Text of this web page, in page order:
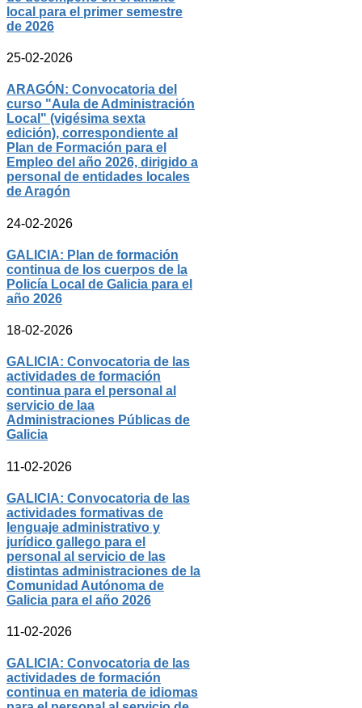
local para el primer semestre
de 2026
25-02-2026
ARAGÓN: Convocatoria del
curso "Aula de Administración
Local" (vigésima sexta
edición), correspondiente al
Plan de Formación para el
Empleo del año 2026, dirigido a
personal de entidades locales
de Aragón
24-02-2026
GALICIA: Plan de formación
continua de los cuerpos de la
Policía Local de Galicia para el
año 2026
18-02-2026
GALICIA: Convocatoria de las
actividades de formación
continua para el personal al
servicio de laa
Administraciones Públicas de
Galicia
11-02-2026
GALICIA: Convocatoria de las
actividades formativas de
lenguaje administrativo y
jurídico gallego para el
personal al servicio de las
distintas administraciones de la
Comunidad Autónoma de
Galicia para el año 2026
11-02-2026
GALICIA: Convocatoria de las
actividades de formación
continua en materia de idiomas